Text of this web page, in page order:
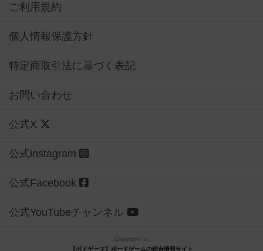
ご利用規約
個人情報保護方針
特定商取引法に基づく表記
お問い合わせ
公式X
公式instagram
公式Facebook
公式YouTubeチャンネル
Copyright (c)
【ボドゲーマ】ボードゲームの総合情報サイト